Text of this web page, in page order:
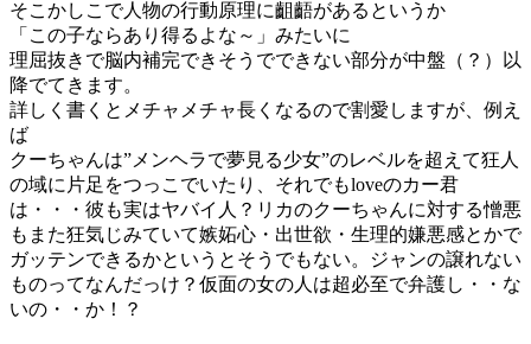
そこかしこで人物の行動原理に齟齬があるというか
「この子ならあり得るよな～」みたいに
理屈抜きで脳内補完できそうでできない部分が中盤（？）以
降でてきます。
詳しく書くとメチャメチャ長くなるので割愛しますが、例え
ば
クーちゃんは”メンヘラで夢見る少女”のレベルを超えて狂人
の域に片足をつっこでいたり、それでもloveのカー君
は・・・彼も実はヤバイ人？リカのクーちゃんに対する憎悪
もまた狂気じみていて嫉妬心・出世欲・生理的嫌悪感とかで
ガッテンできるかというとそうでもない。ジャンの譲れない
ものってなんだっけ？仮面の女の人は超必至で弁護し・・な
いの・・か！？